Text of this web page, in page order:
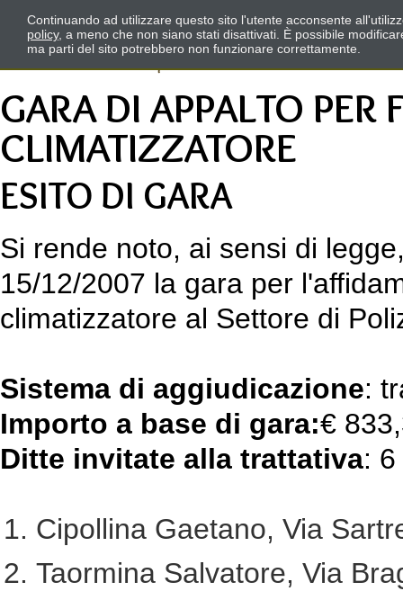
GARA DI APPALTO PER
CLIMATIZZATORE
ESITO DI GARA
Si rende noto, ai sensi di
15/12/2007 la gara per
climatizzatore al Settore di
Sistema di aggiudicazione:
Importo a base di gara:€
Ditte invitate alla trattativa: 6
Cipollina Gaetano, Via
Taormina Salvatore, Via
Continuando ad utilizzare questo sito l'utente acconsente
policy, a meno che non siano stati disattivati. È possibile
ma parti del sito potrebbero non funzionare correttamente.